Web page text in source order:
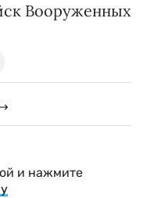
Вооруженных
и нажмите